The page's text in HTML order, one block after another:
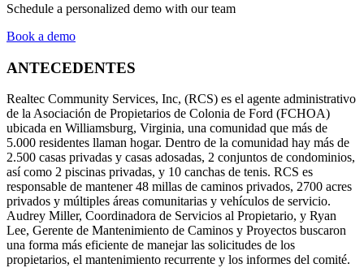
Mantenimiento Preventivo
Programe trabajos recurrentes, evite fallas
Ciencias de la Vida
GxP, 21 CFR Parte 11, listo para validación
Schedule a personalized demo with our team
Book a demo
ANTECEDENTES
Realtec Community Services, Inc, (RCS) es el agente administrativo
de la Asociación de Propietarios de Colonia de Ford (FCHOA)
ubicada en Williamsburg, Virginia, una comunidad que más de
5.000 residentes llaman hogar. Dentro de la comunidad hay más de
2.500 casas privadas y casas adosadas, 2 conjuntos de condominios,
así como 2 piscinas privadas, y 10 canchas de tenis. RCS es
responsable de mantener 48 millas de caminos privados, 2700 acres
privados y múltiples áreas comunitarias y vehículos de servicio.
Audrey Miller, Coordinadora de Servicios al Propietario, y Ryan
Lee, Gerente de Mantenimiento de Caminos y Proyectos buscaron
una forma más eficiente de manejar las solicitudes de los
propietarios, el mantenimiento recurrente y los informes del comité.